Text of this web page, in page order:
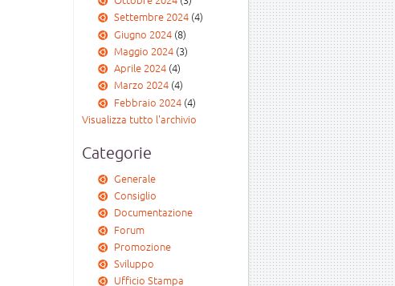
Settembre 2024(4)
Giugno 2024(8)
Maggio 2024(3)
Aprile 2024(4)
Marzo 2024(4)
Febbraio 2024(4)
Visualizza tutto l'archivio
Categorie
Generale
Consiglio
Documentazione
Forum
Promozione
Sviluppo
Ufficio Stampa